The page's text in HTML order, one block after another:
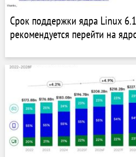
Срок поддержки ядра Linux
рекомендуется перейти на